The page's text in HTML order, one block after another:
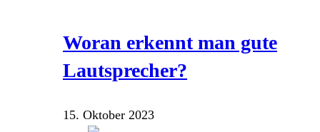
Woran erkennt man gute
Lautsprecher?
15. Oktober 2023